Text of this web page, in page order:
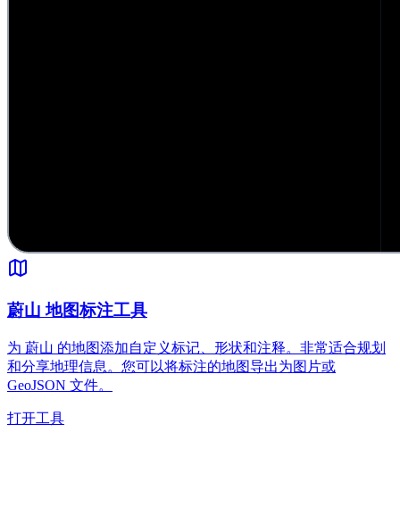
蔚山 地图标注工具
为 蔚山 的地图添加自定义标记、形状和注释。非常适合规划
和分享地理信息。您可以将标注的地图导出为图片或
GeoJSON 文件。
打开工具